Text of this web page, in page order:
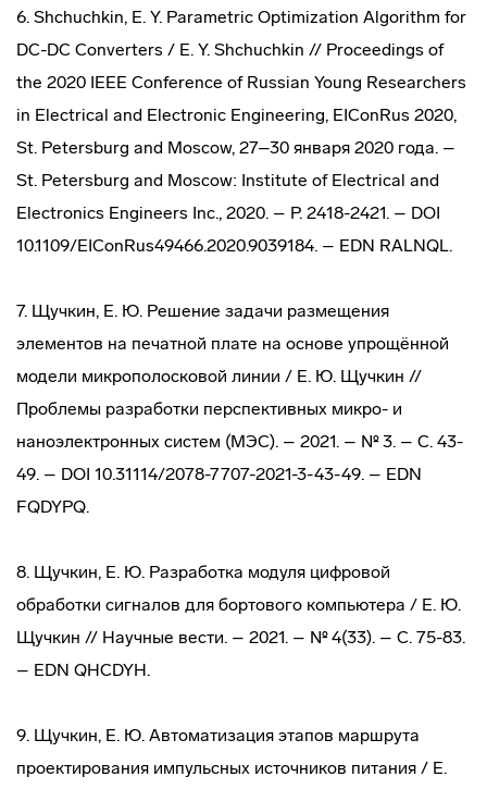
6. Shchuchkin, E. Y. Parametric Optimization Algorithm for
DC-DC Converters / E. Y. Shchuchkin // Proceedings of
the 2020 IEEE Conference of Russian Young Researchers
in Electrical and Electronic Engineering, EIConRus 2020,
St. Petersburg and Moscow, 27–30 января 2020 года. –
St. Petersburg and Moscow: Institute of Electrical and
Electronics Engineers Inc., 2020. – P. 2418-2421. – DOI
10.1109/EIConRus49466.2020.9039184. – EDN RALNQL.
7. Щучкин, Е. Ю. Решение задачи размещения
элементов на печатной плате на основе упрощённой
модели микрополосковой линии / Е. Ю. Щучкин //
Проблемы разработки перспективных микро- и
наноэлектронных систем (МЭС). – 2021. – № 3. – С. 43-
49. – DOI 10.31114/2078-7707-2021-3-43-49. – EDN
FQDYPQ.
8. Щучкин, Е. Ю. Разработка модуля цифровой
обработки сигналов для бортового компьютера / Е. Ю.
Щучкин // Научные вести. – 2021. – № 4(33). – С. 75-83.
– EDN QHCDYH.
9. Щучкин, Е. Ю. Автоматизация этапов маршрута
проектирования импульсных источников питания / Е.